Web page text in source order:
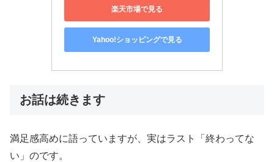
楽天市場で見る
Yahoo!ショッピングで見る
お話は続きます
満足感高めに語っていますが、実はラスト「終わってな
い」のです。